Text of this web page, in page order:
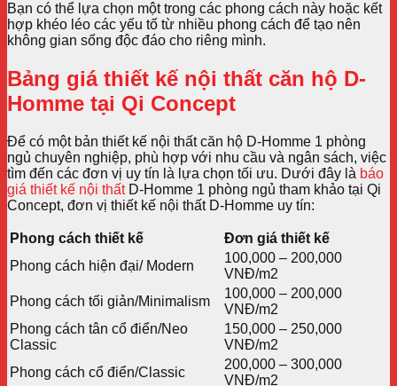
Bạn có thể lựa chọn một trong các phong cách này hoặc kết
hợp khéo léo các yếu tố từ nhiều phong cách để tạo nên
không gian sống độc đáo cho riêng mình.
Bảng giá thiết kế nội thất căn hộ D-
Homme tại Qi Concept
Để có một bản thiết kế nội thất căn hộ D-Homme 1 phòng
ngủ chuyên nghiệp, phù hợp với nhu cầu và ngân sách, việc
tìm đến các đơn vị uy tín là lựa chọn tối ưu. Dưới đây là báo
giá thiết kế nội thấtD-Homme 1 phòng ngủ tham khảo tại Qi
Concept, đơn vị thiết kế nội thất D-Homme uy tín:
Phong cách thiết kế
Đơn giá thiết kế
Phong cách hiện đại/ Modern
100,000 – 200,000
VNĐ/m2
Phong cách tối giản/Minimalism
100,000 – 200,000
VNĐ/m2
Phong cách tân cổ điển/Neo
Classic
150,000 – 250,000
VNĐ/m2
Phong cách cổ điển/Classic
200,000 – 300,000
VNĐ/m2